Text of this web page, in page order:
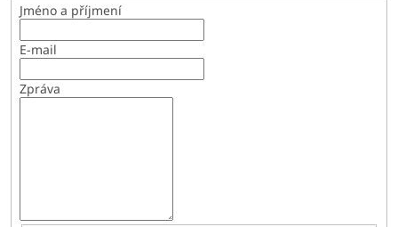
Jméno a příjmení
E-mail
Zpráva